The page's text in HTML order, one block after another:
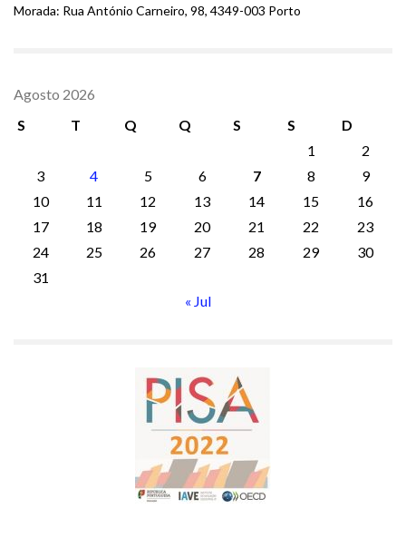
Morada: Rua António Carneiro, 98, 4349-003 Porto
Agosto 2026
S
T Q Q S S
D
1
2
3
4 5 6 7 8
9
10
11 12 13 14 15
16
17
18 19 20 21 22
23
24
25 26 27 28 29
30
31
« Jul